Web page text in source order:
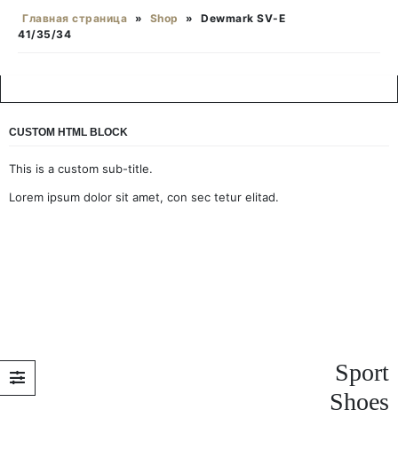
Главная страница » Shop »
Dewmark SV-E
41/35/34
CUSTOM HTML BLOCK
This is a custom sub-title.
Lorem ipsum dolor sit amet, con sec tetur elitad.
Sport
Shoes